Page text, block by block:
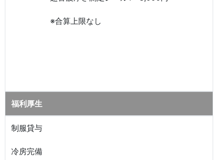
※合算上限なし
福利厚生
制服貸与
冷房完備